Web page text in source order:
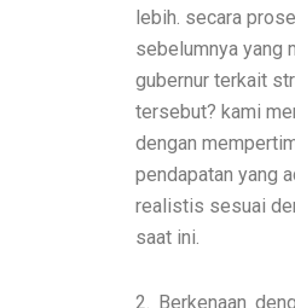
lebih. secara
sebelumnya yang
gubernur terkait
tersebut? kami
dengan
pendapatan yang
realistis sesuai
saat ini.
2. Berkenaan